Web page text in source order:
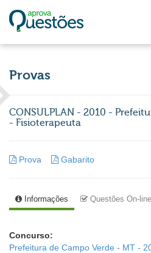
Provas
CONSULPLAN - 2010 -
- Fisioterapeuta
Prova Gabarito
Informações Questões On-line
Concurso:
Prefeitura de Campo Verde - MT -